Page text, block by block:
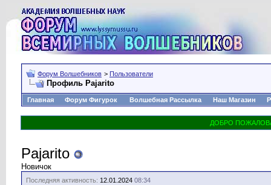
Форум Волшебников > Пользователи
Профиль Pajarito
Главная Форум Фигурок Волшебная Рассылка Наш Магазин
Pajarito
Новичок
Последняя активность: 12.01.2024 08:34